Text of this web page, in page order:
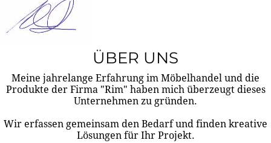
ÜBER UNS
Meine jahrelange Erfahrung im Möbelhandel und die
Produkte der Firma "Rim" haben mich überzeugt dieses
Unternehmen zu gründen.
Wir erfassen gemeinsam den Bedarf und finden kreative
Lösungen für Ihr Projekt.